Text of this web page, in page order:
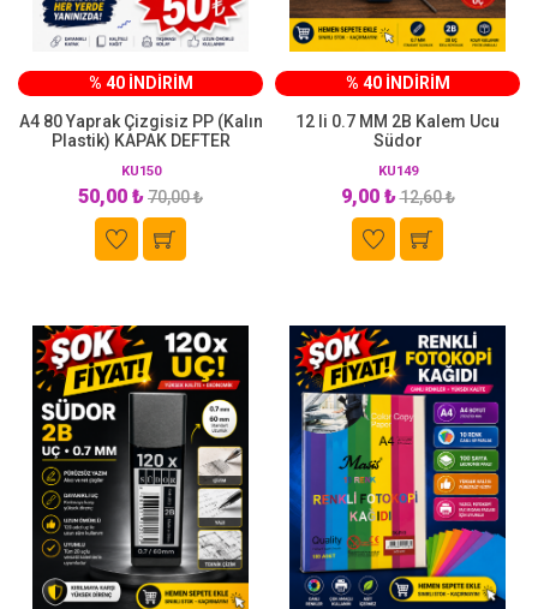
% 40 İNDİRİM
A4 80 Yaprak Çizgisiz PP (Kalın
Plastik) KAPAK DEFTER
KU150
50,00 ₺70,00 ₺
% 40 İNDİRİM
12 li 0.7 MM 2B Kalem Ucu
Südor
KU149
9,00 ₺12,60 ₺